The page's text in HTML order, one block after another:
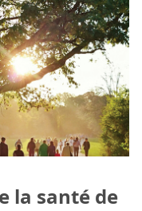
la santé de